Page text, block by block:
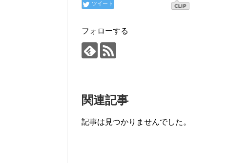
ツイート
フォローする
関連記事
記事は見つかりませんでした。